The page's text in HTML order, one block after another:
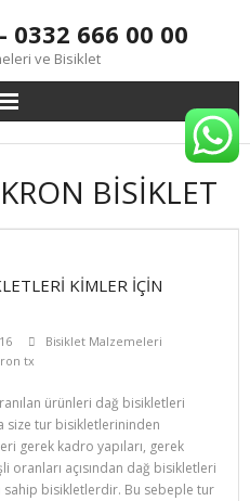
0332 666 00 00
ve Bisiklet
BISIKLET
KIMLER İÇIN
Bisiklet Malzemeleri
tx
ürünleri dağ bisikletleri
size tur bisikletlerininden
gerek kadro yapıları, gerek
oranları açısından dağ bisikletleri
sahip bisikletlerdir. Bu sebeple tur